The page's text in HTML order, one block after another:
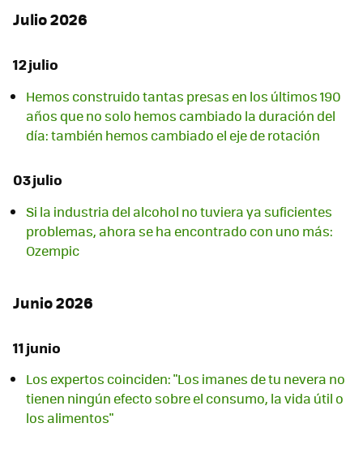
Julio 2026
12 julio
Hemos construido tantas presas en los últimos 190
años que no solo hemos cambiado la duración del
día: también hemos cambiado el eje de rotación
03 julio
Si la industria del alcohol no tuviera ya suficientes
problemas, ahora se ha encontrado con uno más:
Ozempic
Junio 2026
11 junio
Los expertos coinciden: "Los imanes de tu nevera no
tienen ningún efecto sobre el consumo, la vida útil o
los alimentos"